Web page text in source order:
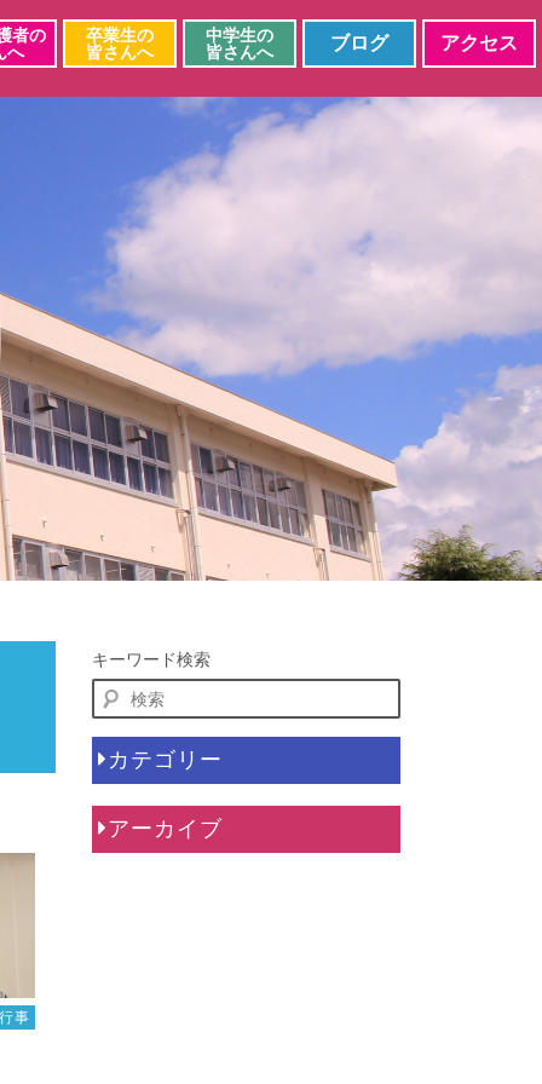
者の
へ
卒業生の
皆さんへ
中学生の
皆さんへ
ブログ アクセス
事
キーワード検索
カテゴリー
アーカイブ